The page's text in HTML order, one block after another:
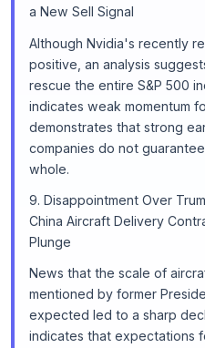
a New Sell Signal
Although Nvidia's recently
positive, an analysis
rescue the entire S&P 500
indicates weak momentum
demonstrates that strong
companies do not
whole.
9. Disappointment Over
China Aircraft Delivery
Plunge
News that the scale of
mentioned by former
expected led to a sharp
indicates that expectations